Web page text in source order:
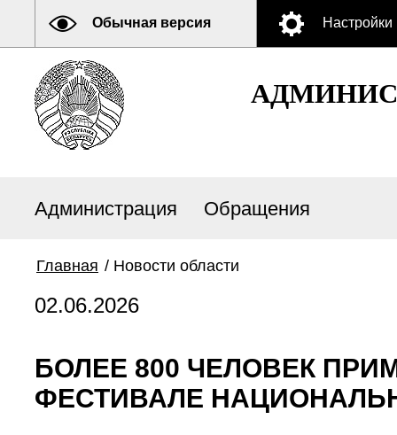
Обычная версия Настройки
Администрация Обращения
Главная / Новости области
02.06.2026
БОЛЕЕ 800 ЧЕЛОВЕК
ФЕСТИВАЛЕ